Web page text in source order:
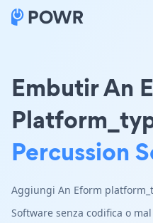
Embutir An
Percussion
Aggiungi An Eform
Software senza codifica o